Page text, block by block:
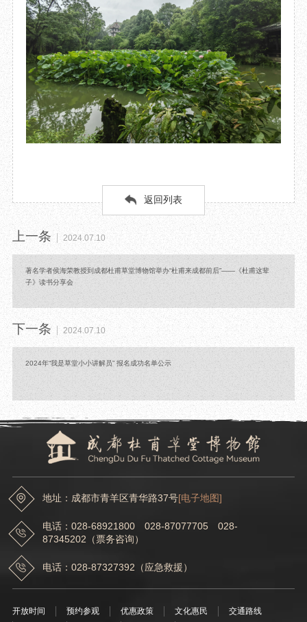
返回列表
上一条 2024.07.10
著名学者侯海荣教授到成都杜甫草堂博物馆举办“杜甫来成都前后”——《杜甫这辈
子》读书分享会
下一条 2024.07.10
2024年“我是草堂小小讲解员” 报名成功名单公示
地址：成都市青羊区青华路37号[电子地图]
电话：028-68921800 028-87077705 028-
87345202（票务咨询）
电话：028-87327392（应急救援）
开放时间 预约参观 优惠政策 文化惠民
交通路线